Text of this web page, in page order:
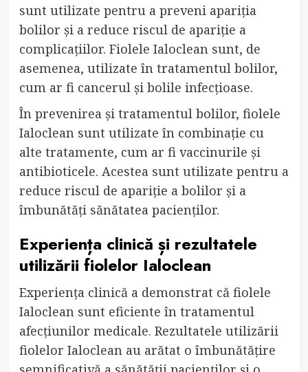
sunt utilizate pentru a preveni apariția
bolilor și a reduce riscul de apariție a
complicațiilor. Fiolele Ialoclean sunt, de
asemenea, utilizate în tratamentul bolilor,
cum ar fi cancerul și bolile infecțioase.
În prevenirea și tratamentul bolilor, fiolele
Ialoclean sunt utilizate în combinație cu
alte tratamente, cum ar fi vaccinurile și
antibioticele. Acestea sunt utilizate pentru a
reduce riscul de apariție a bolilor și a
îmbunătăți sănătatea pacienților.
Experiența clinică și rezultatele
utilizării fiolelor Ialoclean
Experiența clinică a demonstrat că fiolele
Ialoclean sunt eficiente în tratamentul
afecțiunilor medicale. Rezultatele utilizării
fiolelor Ialoclean au arătat o îmbunătățire